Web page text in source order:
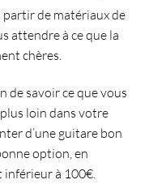
partir de matériaux de
attendre à ce que la
chères.
de savoir ce que vous
loin dans votre
d’une guitare bon
option, en
à 100€.